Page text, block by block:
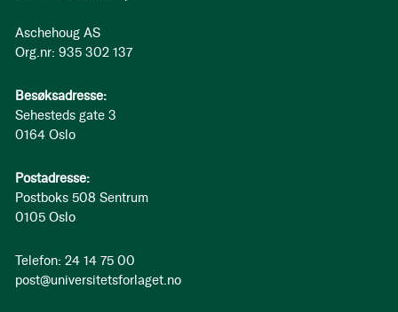
Aschehoug AS
Org.nr: 935 302 137
Besøksadresse:
Sehesteds gate 3
0164 Oslo
Postadresse:
Postboks 508 Sentrum
0105 Oslo
Telefon: 24 14 75 00
post@universitetsforlaget.no